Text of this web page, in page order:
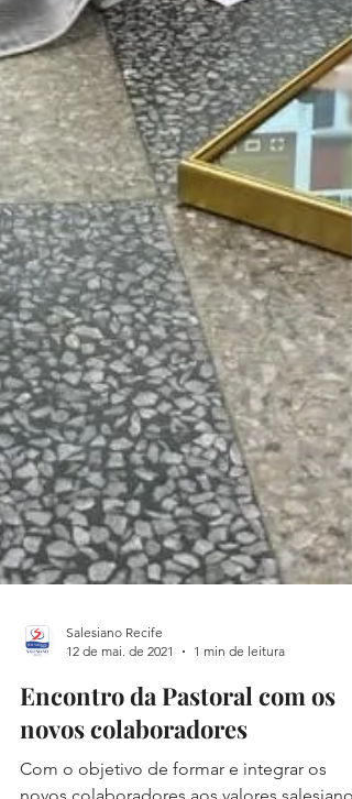
Salesiano Recife
12 de mai. de 2021
1 min de leitura
Encontro da Pastoral com os
novos colaboradores